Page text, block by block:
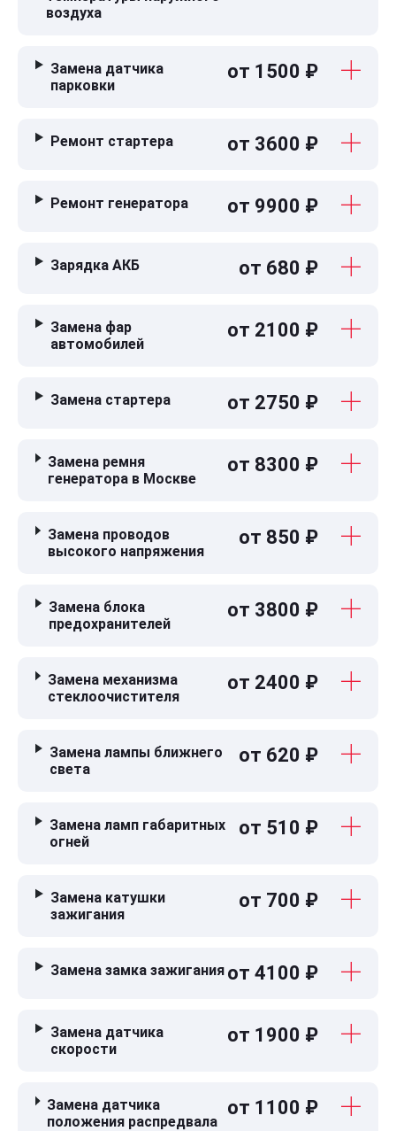
воздуха
Замена датчика
парковки
от 1500 ₽
Ремонт стартера от 3600 ₽
Ремонт генератора от 9900 ₽
Зарядка АКБ от 680 ₽
Замена фар
автомобилей
от 2100 ₽
Замена стартера от 2750 ₽
Замена ремня
генератора в Москве
от 8300 ₽
Замена проводов
высокого напряжения
от 850 ₽
Замена блока
предохранителей
от 3800 ₽
Замена механизма
стеклоочистителя
от 2400 ₽
Замена лампы ближнего
света
от 620 ₽
Замена ламп габаритных
огней
от 510 ₽
Замена катушки
зажигания
от 700 ₽
Замена замка зажигания от 4100 ₽
Замена датчика
скорости
от 1900 ₽
Замена датчика
положения распредвала
от 1100 ₽